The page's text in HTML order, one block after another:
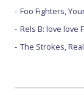
Foo Fighters,
Rels B: love love
The Strokes,